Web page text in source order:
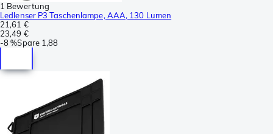
1 Bewertung
Ledlenser P3 Taschenlampe, AAA, 130 Lumen
21,61 €
23,49 €
-8 %Spare 1,88